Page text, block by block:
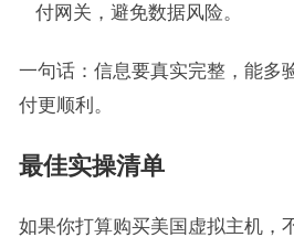
付网关，避免数据风险。
一句话：信息要真实完整，能多
付更顺利。
最佳实操清单
如果你打算购买美国虚拟主机，